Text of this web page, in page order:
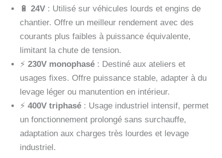
🔋 24V : Utilisé sur véhicules lourds et engins de
chantier. Offre un meilleur rendement avec des
courants plus faibles à puissance équivalente,
limitant la chute de tension.
⚡ 230V monophasé : Destiné aux ateliers et
usages fixes. Offre puissance stable, adapter à du
levage léger ou manutention en intérieur.
⚡ 400V triphasé : Usage industriel intensif, permet
un fonctionnement prolongé sans surchauffe,
adaptation aux charges très lourdes et levage
industriel.